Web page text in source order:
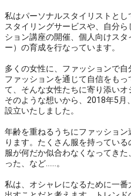
私はパーソナルスタイリストと
スタイリングサービスや、自分
ション講座の開催、個人向けス
ー）の育成を行なっています。
多くの女性に、ファッションで自
ファッションを通じて自信をも
て、そんな女性たちに寄り添いオ
そのような想いから、2018年5月
設立いたしました。
年齢を重ねるうちにファッショ
ります。たくさん服を持ってい
服が何だか似合わなくなってき
った、など……。
私は、オシャレになるために一